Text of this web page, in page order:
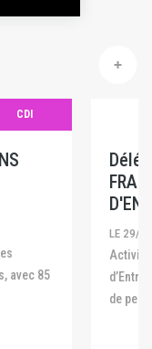
CDI
avec 85
LE 29/
Activité La Fédération Française des Captives
de